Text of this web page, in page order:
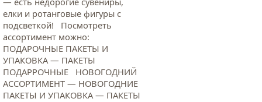
елки и ротанговые фигуры с
подсветкой! Посмотреть
ассортимент можно:
ПОДАРОЧНЫЕ ПАКЕТЫ И
УПАКОВКА — ПАКЕТЫ
ПОДАРРОЧНЫЕ НОВОГОДНИЙ
АССОРТИМЕНТ — НОВОГОДНИЕ
ПАКЕТЫ И УПАКОВКА — ПАКЕТЫ